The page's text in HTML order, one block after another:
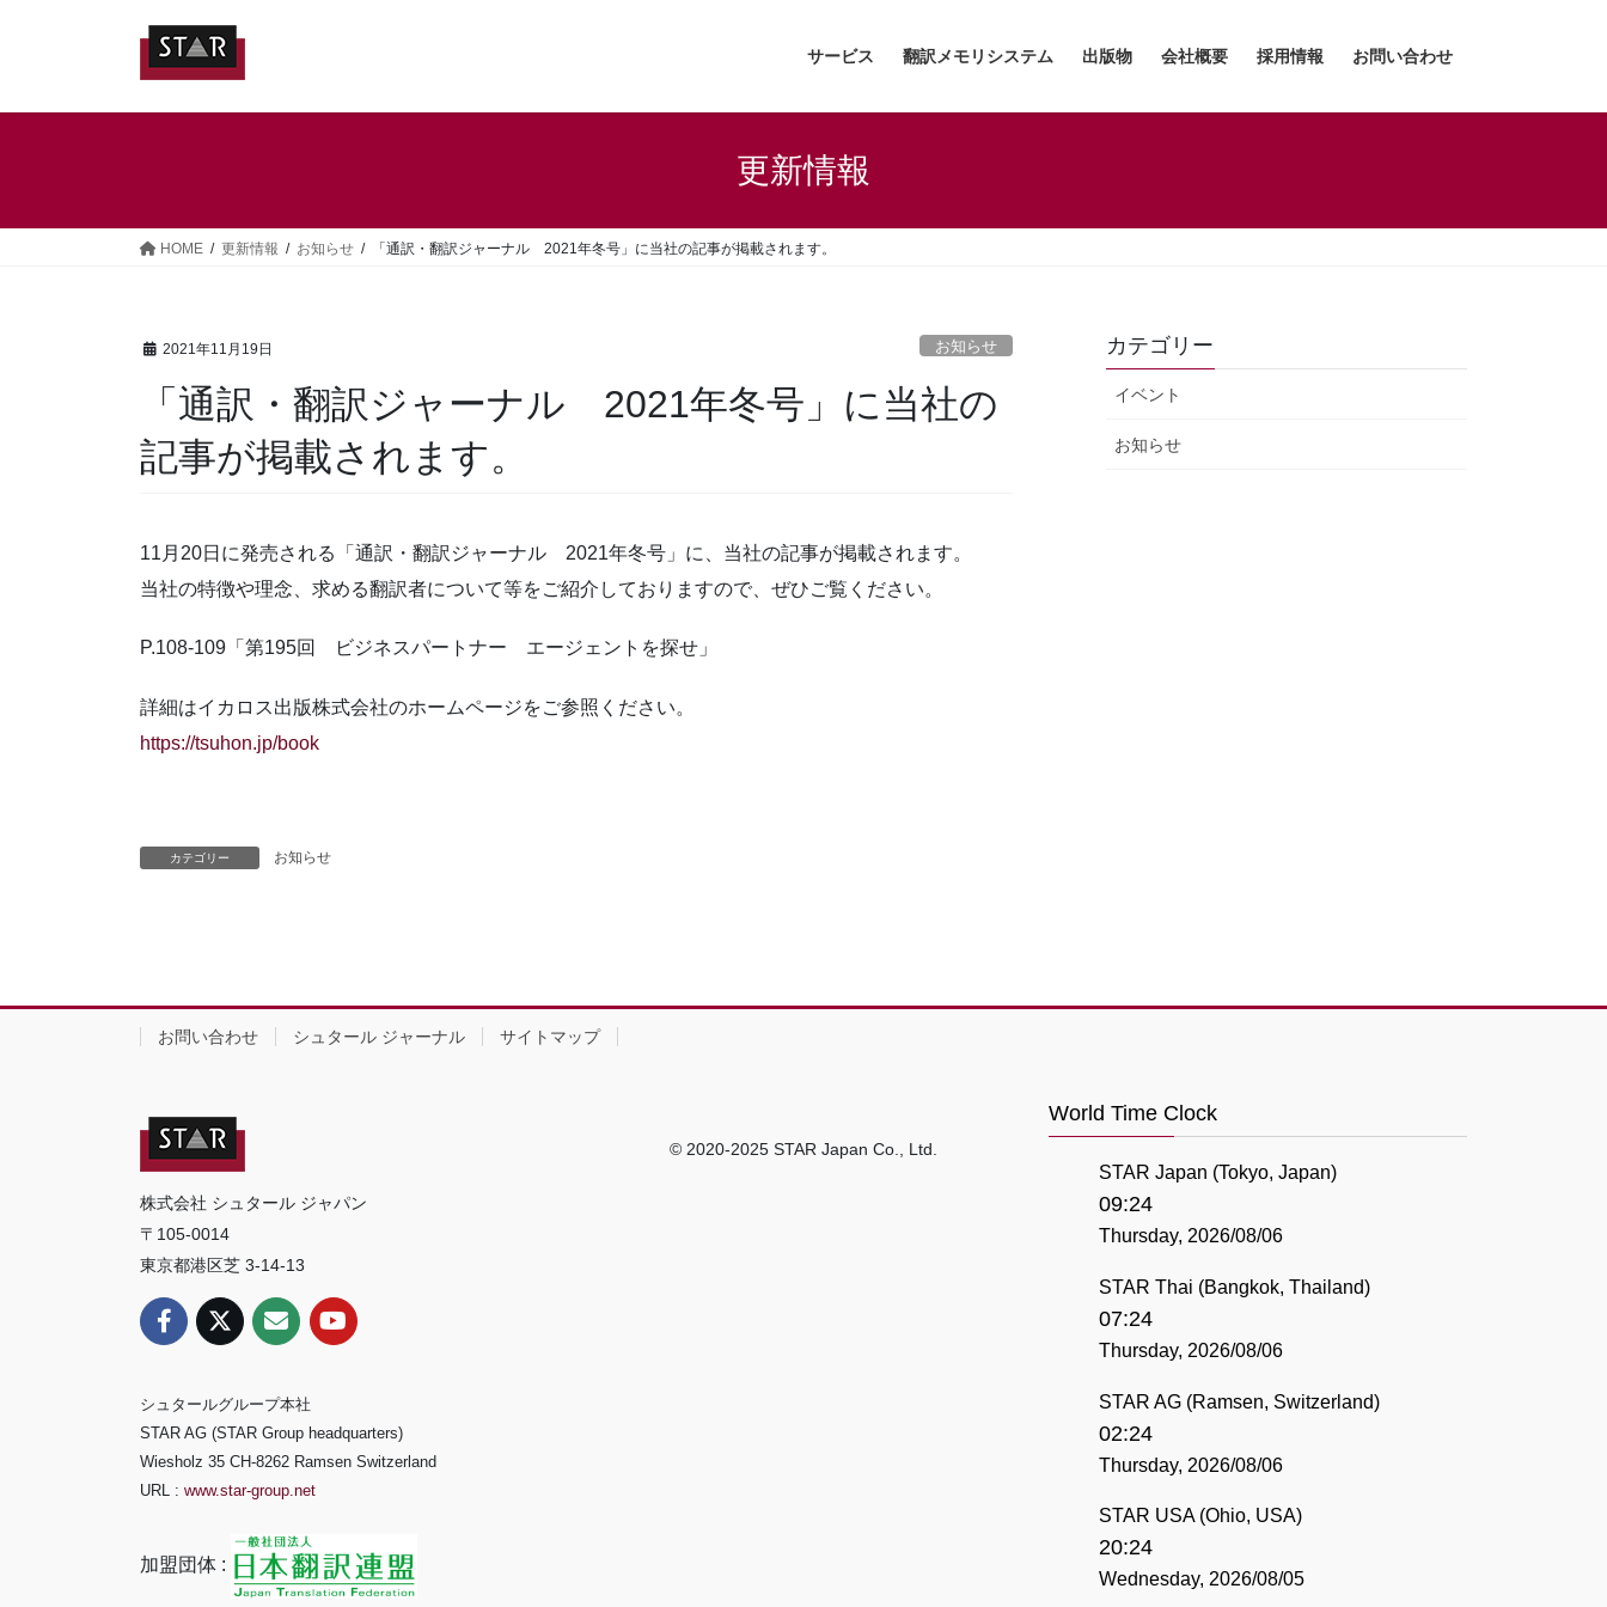
サービス 翻訳メモリシステム 出版物 会社概要 採用情報 お問い合わせ
更新情報
HOME 更新情報 お知らせ 「通訳・翻訳ジャーナル 2021年冬号」に当社の記事が掲載されます。
2021年11月19日 お知らせ
「通訳・翻訳ジャーナル 2021年冬号」に当社の
記事が掲載されます。
11月20日に発売される「通訳・翻訳ジャーナル 2021年冬号」に、当社の記事が掲載されます。
当社の特徴や理念、求める翻訳者について等をご紹介しておりますので、ぜひご覧ください。
P.108-109「第195回 ビジネスパートナー エージェントを探せ」
詳細はイカロス出版株式会社のホームページをご参照ください。
https://tsuhon.jp/book
カテゴリー お知らせ
カテゴリー
イベント
お知らせ
お問い合わせ シュタール ジャーナル サイトマップ
株式会社 シュタール ジャパン
〒105-0014
東京都港区芝 3-14-13
シュタールグループ本社
STAR AG (STAR Group headquarters)
Wiesholz 35 CH-8262 Ramsen Switzerland
URL : www.star-group.net
加盟団体 :
© 2020-2025 STAR Japan Co., Ltd.
World Time Clock
STAR Japan (Tokyo, Japan)
09:24
Thursday, 2026/08/06
STAR Thai (Bangkok, Thailand)
07:24
Thursday, 2026/08/06
STAR AG (Ramsen, Switzerland)
02:24
Thursday, 2026/08/06
STAR USA (Ohio, USA)
20:24
Wednesday, 2026/08/05